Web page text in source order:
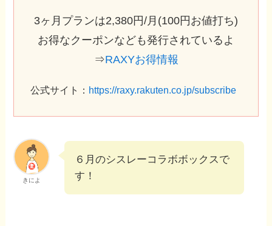
3ヶ月プランは2,380円/月(100円お値打ち)
お得なクーポンなども発行されているよ
⇒RAXYお得情報
公式サイト： https://raxy.rakuten.co.jp/subscribe
きによ
６月のシスレーコラボボックスで
す！